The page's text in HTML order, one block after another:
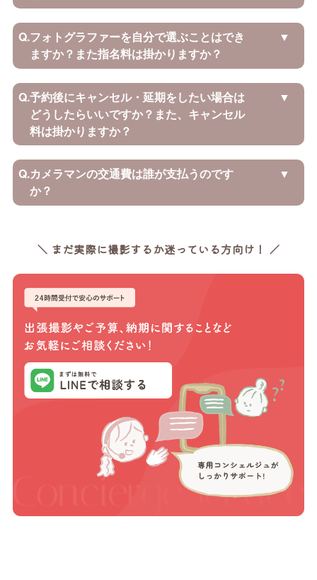
Q.フォトグラファーを自分で選ぶことはでき
ますか？また指名料は掛かりますか？
Q.予約後にキャンセル・延期をしたい場合は
どうしたらいいですか？また、キャンセル
料は掛かりますか？
Q.カメラマンの交通費は誰が支払うのです
か？
＼ まだ実際に撮影するか迷っている方向け！ ／